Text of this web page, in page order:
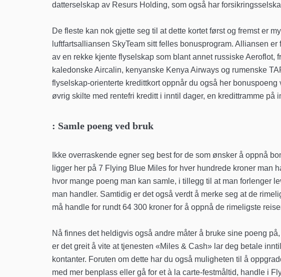
datterselskap av Resurs Holding, som også har
De fleste kan nok gjette seg til at dette kortet først og fremst er
luftfartsalliansen SkyTeam sitt felles bonusprogram. Alliansen
av en rekke kjente flyselskap som blant annet russiske Aeroflot,
kaledonske Aircalin, kenyanske Kenya Airways og rumenske
flyselskap-orienterte kredittkort oppnår du også her
øvrig skilte med rentefri kreditt i inntil dager, en kredittramme på
: Samle poeng ved bruk
Ikke overraskende egner seg best for de som ønsker å oppnå
ligger her på 7 Flying Blue Miles for hver hundrede kroner man
hvor mange poeng man kan samle, i tillegg til at man forlenger
man handler. Samtidig er det også verdt å merke seg at de
må handle for rundt 64 300 kroner for å oppnå de rimeligste
Nå finnes det heldigvis også andre måter å bruke sine poeng
er det greit å vite at tjenesten «Miles & Cash» lar deg betale
kontanter. Foruten om dette har du også muligheten til å
med mer benplass eller gå for et à la carte-festmåltid, handle i